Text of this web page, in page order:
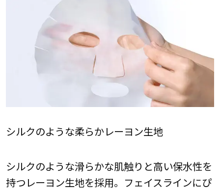
シルクのような柔らかレーヨン生地
シルクのような滑らかな肌触りと高い保水性を
持つレーヨン生地を採用。フェイスラインにぴ